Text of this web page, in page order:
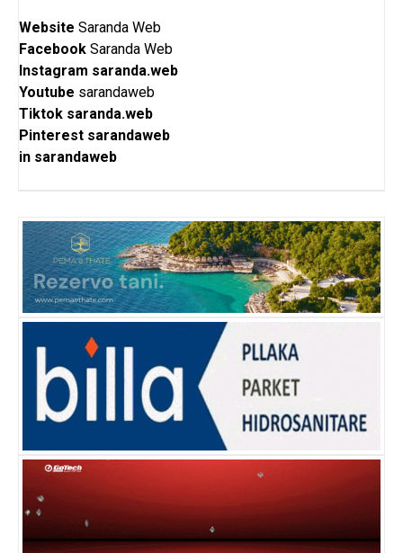
Website Saranda Web
Facebook Saranda Web
Instagram saranda.web
Youtube sarandaweb
Tiktok saranda.web
Pinterest sarandaweb
in sarandaweb